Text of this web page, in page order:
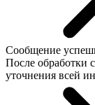
Сообщение
После обработки
уточнения всей